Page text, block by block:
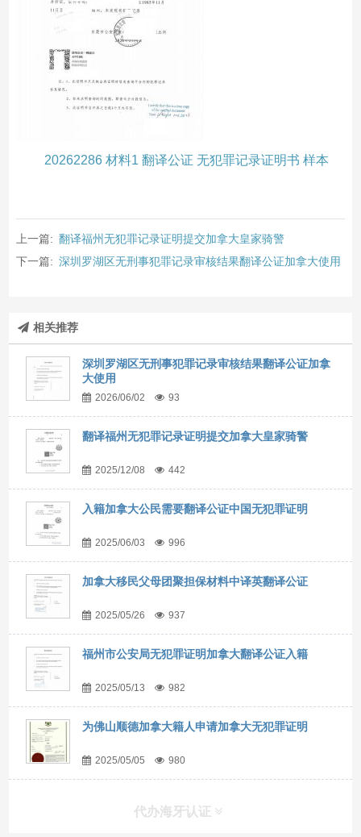
20262286 材料1 翻译公证 无犯罪记录证明书 样本
上一篇: 翻译福州无犯罪记录证明提交加拿大皇家骑警
下一篇: 深圳罗湖区无刑事犯罪记录审核结果翻译公证加拿大使用
相关推荐
深圳罗湖区无刑事犯罪记录审核结果翻译公证加拿
大使用
2026/06/02 93
翻译福州无犯罪记录证明提交加拿大皇家骑警
2025/12/08 442
入籍加拿大公民需要翻译公证中国无犯罪证明
2025/06/03 996
加拿大移民父母团聚担保材料中译英翻译公证
2025/05/26 937
福州市公安局无犯罪证明加拿大翻译公证入籍
2025/05/13 982
为佛山顺德加拿大籍人申请加拿大无犯罪证明
2025/05/05 980
代办海牙认证